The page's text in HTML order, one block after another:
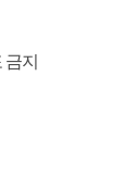
금지